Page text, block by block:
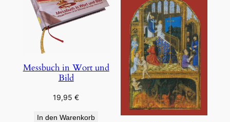
Messbuch in Wort und
Bild
19,95€
In den Warenkorb